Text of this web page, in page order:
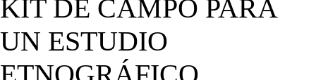
KIT DE CAMPO PARA
UN ESTUDIO